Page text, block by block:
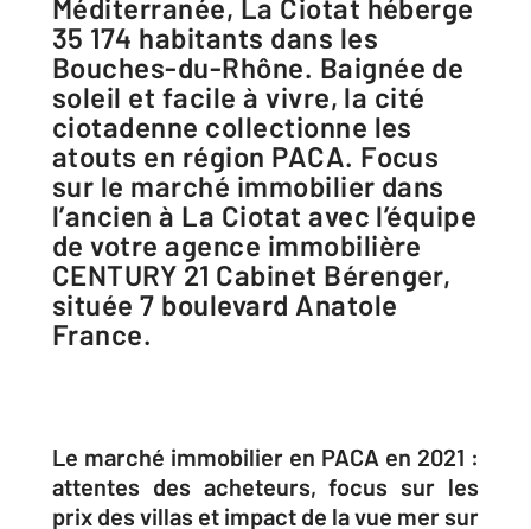
Méditerranée, La Ciotat héberge
35 174 habitants dans les
Bouches-du-Rhône. Baignée de
soleil et facile à vivre, la cité
ciotadenne collectionne les
atouts en région PACA. Focus
sur le marché immobilier dans
l’ancien à La Ciotat avec l’équipe
de votre agence immobilière
CENTURY 21 Cabinet Bérenger,
située 7 boulevard Anatole
France.
Le marché immobilier en PACA en 2021 :
attentes des acheteurs, focus sur les
prix des villas et impact de la vue mer sur